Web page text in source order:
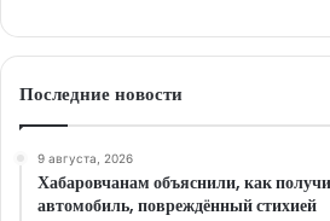
Последние новости
9 августа, 2026
Хабаровчанам объяснили, как
автомобиль, повреждённый стихией